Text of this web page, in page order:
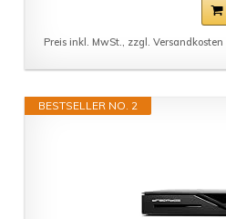
Preis inkl. MwSt., zzgl. Versandkosten
BESTSELLER NO. 2